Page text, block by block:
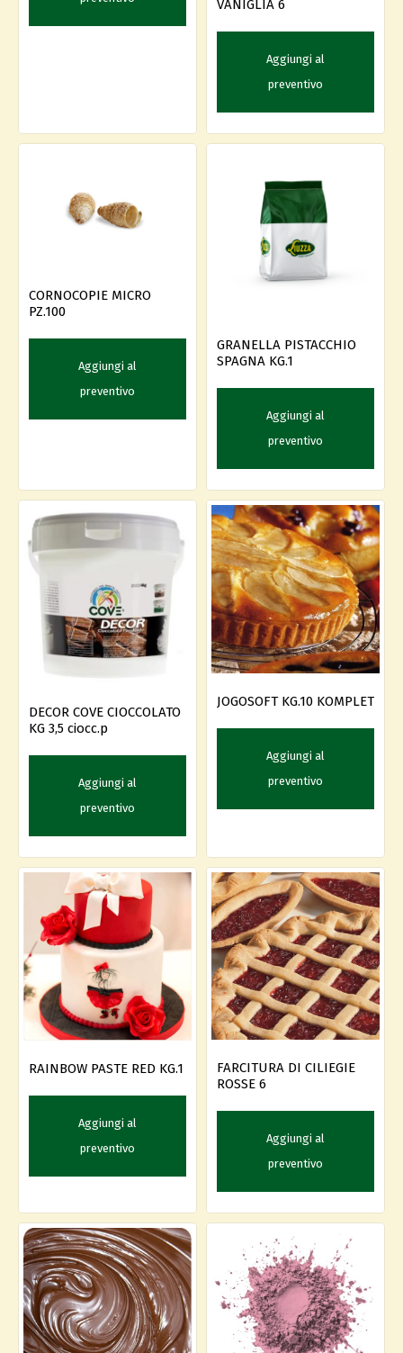
VANIGLIA 6
Aggiungi al
preventivo
CORNOCOPIE MICRO
PZ.100
Aggiungi al
preventivo
GRANELLA PISTACCHIO
SPAGNA KG.1
Aggiungi al
preventivo
DECOR COVE CIOCCOLATO
KG 3,5 ciocc.p
Aggiungi al
preventivo
JOGOSOFT KG.10 KOMPLET
Aggiungi al
preventivo
RAINBOW PASTE RED KG.1
Aggiungi al
preventivo
FARCITURA DI CILIEGIE
ROSSE 6
Aggiungi al
preventivo